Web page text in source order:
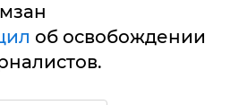
об освобождении